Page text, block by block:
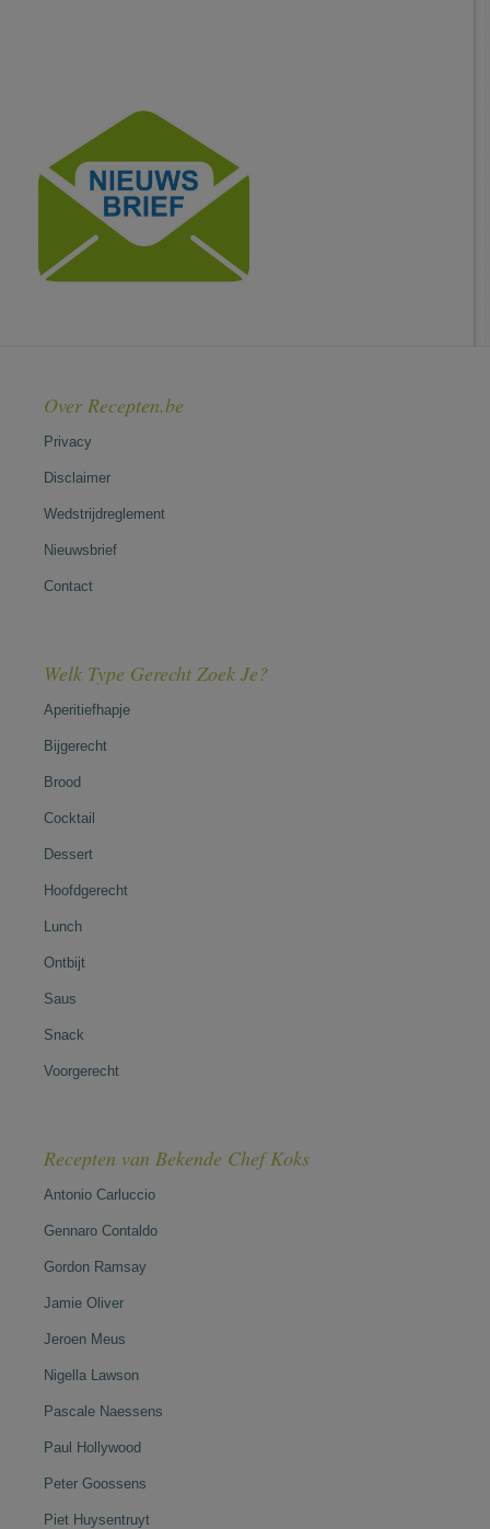
Over Recepten.be
Privacy
Disclaimer
Wedstrijdreglement
Nieuwsbrief
Contact
Welk Type Gerecht Zoek Je?
Aperitiefhapje
Bijgerecht
Brood
Cocktail
Dessert
Hoofdgerecht
Lunch
Ontbijt
Saus
Snack
Voorgerecht
Recepten van Bekende Chef Koks
Antonio Carluccio
Gennaro Contaldo
Gordon Ramsay
Jamie Oliver
Jeroen Meus
Nigella Lawson
Pascale Naessens
Paul Hollywood
Peter Goossens
Piet Huysentruyt